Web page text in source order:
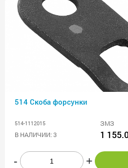
514 Скоба форсунки
514-1112015
ЗМЗ
В НАЛИЧИИ: 3
1
- +